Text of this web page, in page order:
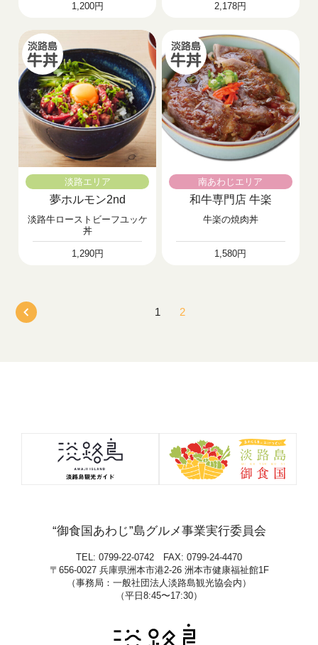
1,200円 2,178円
淡路エリア
夢ホルモン2nd
淡路牛ローストビーフユッケ
丼
1,290円
南あわじエリア
和牛専門店 牛楽
牛楽の焼肉丼
1,580円
1 2
“御食国あわじ”島グルメ事業実行委員会
TEL: 0799-22-0742 FAX: 0799-24-4470
〒656-0027 兵庫県洲本市港2-26 洲本市健康福祉館1F
（事務局：一般社団法人淡路島観光協会内）
（平日8:45〜17:30）